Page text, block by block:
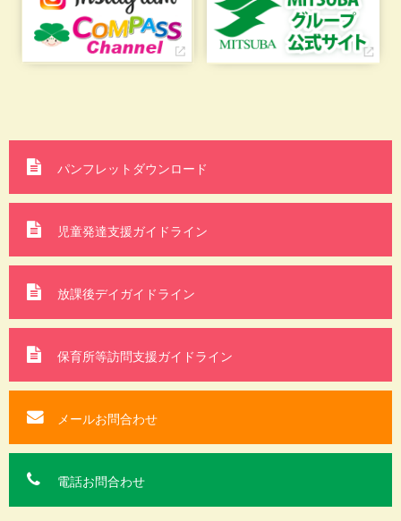
パンフレットダウンロード
児童発達支援ガイドライン
放課後デイガイドライン
保育所等訪問支援ガイドライン
メールお問合わせ
電話お問合わせ